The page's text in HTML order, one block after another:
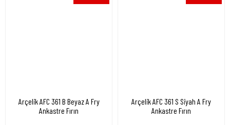
Arçelik AFC 361 B Beyaz A Fry
Ankastre Fırın
Arçelik AFC 361 S Siyah A Fry
Ankastre Fırın